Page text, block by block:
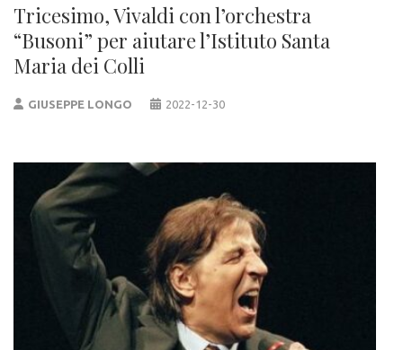
Tricesimo, Vivaldi con l’orchestra
“Busoni” per aiutare l’Istituto Santa
Maria dei Colli
GIUSEPPE LONGO 2022-12-30